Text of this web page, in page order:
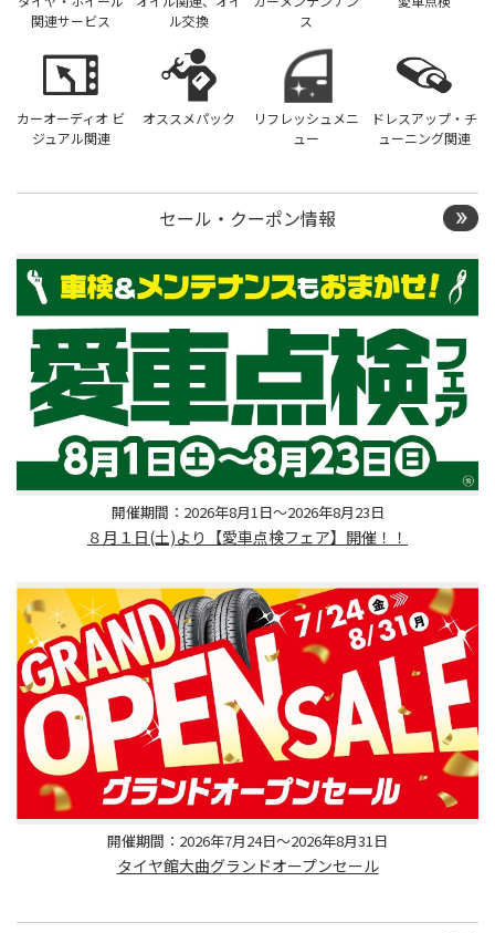
関連サービス
ル交換
ス
カーオーディオ ビ
ジュアル関連
オススメパック
リフレッシュメニ
ュー
ドレスアップ・チ
ューニング関連
セール・クーポン情報
開催期間：2026年8月1日～2026年8月23日
８月１日(土)より【愛車点検フェア】開催！！
開催期間：2026年7月24日～2026年8月31日
タイヤ館大曲グランドオープンセール